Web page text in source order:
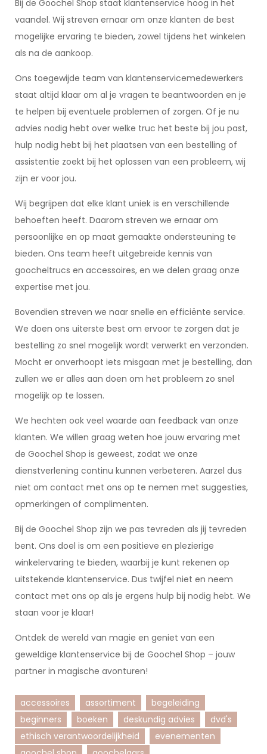
Bij de Goochel Shop staat klantenservice hoog in het
vaandel. Wij streven ernaar om onze klanten de best
mogelijke ervaring te bieden, zowel tijdens het winkelen
als na de aankoop.
Ons toegewijde team van klantenservicemedewerkers
staat altijd klaar om al je vragen te beantwoorden en je
te helpen bij eventuele problemen of zorgen. Of je nu
advies nodig hebt over welke truc het beste bij jou past,
hulp nodig hebt bij het plaatsen van een bestelling of
assistentie zoekt bij het oplossen van een probleem, wij
zijn er voor jou.
Wij begrijpen dat elke klant uniek is en verschillende
behoeften heeft. Daarom streven we ernaar om
persoonlijke en op maat gemaakte ondersteuning te
bieden. Ons team heeft uitgebreide kennis van
goocheltrucs en accessoires, en we delen graag onze
expertise met jou.
Bovendien streven we naar snelle en efficiënte service.
We doen ons uiterste best om ervoor te zorgen dat je
bestelling zo snel mogelijk wordt verwerkt en verzonden.
Mocht er onverhoopt iets misgaan met je bestelling, dan
zullen we er alles aan doen om het probleem zo snel
mogelijk op te lossen.
We hechten ook veel waarde aan feedback van onze
klanten. We willen graag weten hoe jouw ervaring met
de Goochel Shop is geweest, zodat we onze
dienstverlening continu kunnen verbeteren. Aarzel dus
niet om contact met ons op te nemen met suggesties,
opmerkingen of complimenten.
Bij de Goochel Shop zijn we pas tevreden als jij tevreden
bent. Ons doel is om een positieve en plezierige
winkelervaring te bieden, waarbij je kunt rekenen op
uitstekende klantenservice. Dus twijfel niet en neem
contact met ons op als je ergens hulp bij nodig hebt. We
staan voor je klaar!
Ontdek de wereld van magie en geniet van een
geweldige klantenservice bij de Goochel Shop – jouw
partner in magische avonturen!
accessoires assortiment
begeleiding
beginners
boeken deskundig advies
dvd's
ethisch verantwoordelijkheid
evenementen